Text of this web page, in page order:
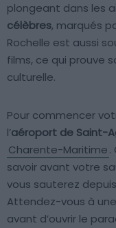
plongeant dans les
célèbres, marqués
Rochelle est aussi
films, ce qui prouve
culturelle.
Pour commencer
l’aéroport de Saint-
Charente-Maritime.
savoir avant votre
vous sauterez
Attendez-vous à
avant d’ouvrir le